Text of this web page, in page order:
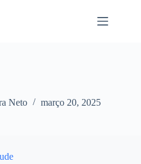
Neto março 20, 2025